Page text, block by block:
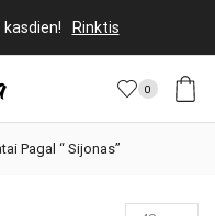
kasdien! Rinktis
0
Pagal “ Sijonas”
Products